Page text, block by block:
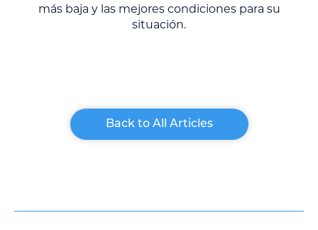
más baja y las mejores condiciones para su
situación.
Back to All Articles